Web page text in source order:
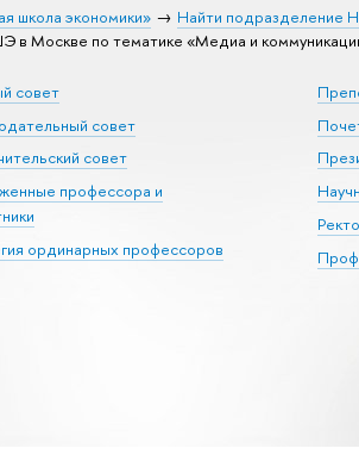
школа экономики» Найти подразделение
Москве по тематике «Медиа и
совет
совет
совет
профессора и
ординарных профессоров